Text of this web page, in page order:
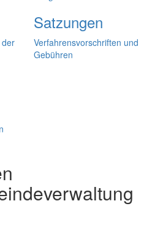
Satzungen
Verfahrensvorschriften und
Gebühren